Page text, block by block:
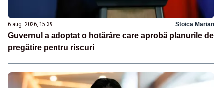
6 aug. 2026, 15:39 Stoica Marian
Guvernul a adoptat o hotărâre care aprobă planurile de
pregătire pentru riscuri